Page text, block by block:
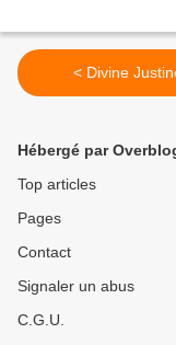
< Divine
Hébergé par
Top articles
Pages
Contact
Signaler un abus
C.G.U.